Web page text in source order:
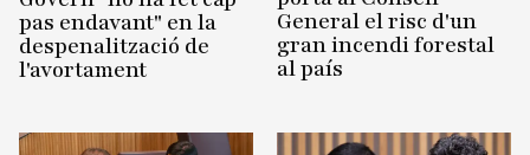
pas endavant" en la
despenalització de
l'avortament
General el risc d'un
gran incendi forestal
al país